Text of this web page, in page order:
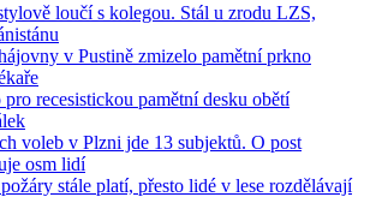
loučí s kolegou. Stál u zrodu LZS,
v Pustině zmizelo pamětní prkno
pro recesistickou pamětní desku obětí
voleb v Plzni jde 13 subjektů. O post
osm lidí
stále platí, přesto lidé v lese rozdělávají